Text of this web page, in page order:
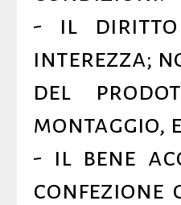
- il diritto
interezza;
del
montaggio,
- il bene
confezione